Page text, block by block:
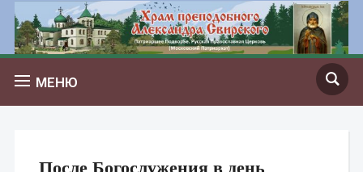
МЕНЮ
После Богослужения в день